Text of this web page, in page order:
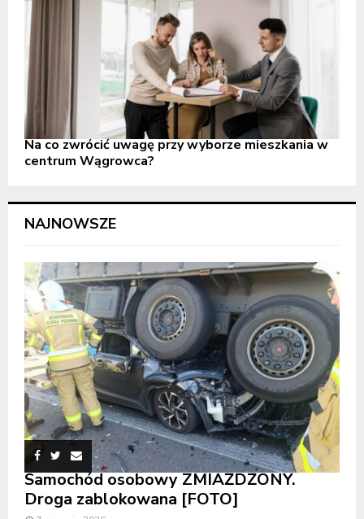
Na co zwrócić uwagę przy wyborze mieszkania w
centrum Wągrowca?
NAJNOWSZE
Samochód osobowy ZMIAŻDŻONY.
Droga zablokowana [FOTO]